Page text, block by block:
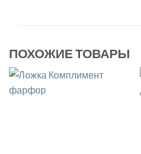
ПОХОЖИЕ ТОВАРЫ